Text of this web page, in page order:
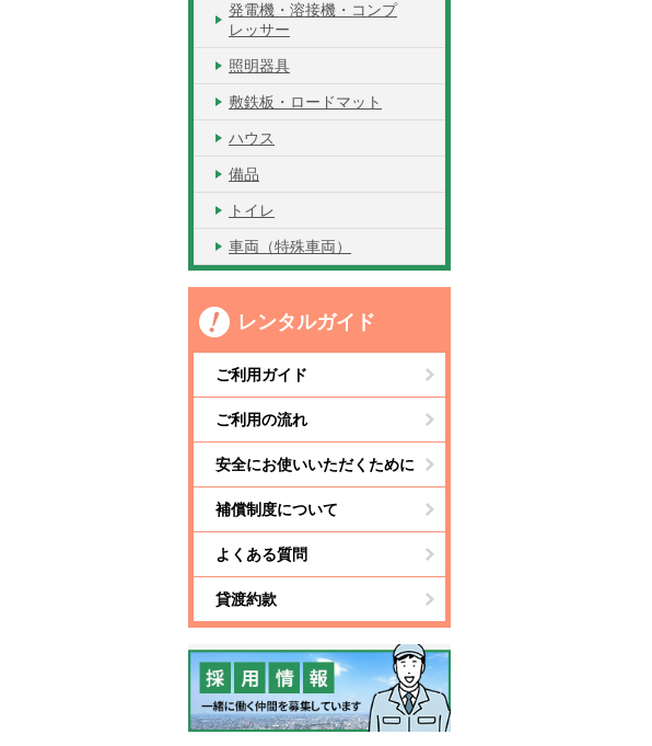
発電機・溶接機・コンプ
レッサー
照明器具
敷鉄板・ロードマット
ハウス
備品
トイレ
車両（特殊車両）
レンタルガイド
ご利用ガイド
ご利用の流れ
安全にお使いいただくために
補償制度について
よくある質問
貸渡約款